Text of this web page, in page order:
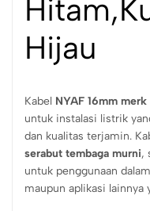
Hijau
Kabel NYAF 16mm
untuk instalasi listrik
dan kualitas terjamin.
serabut tembaga murni,
untuk penggunaan
maupun aplikasi lainnya